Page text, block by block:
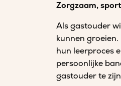
Zorgzaam,
Als gastouder
kunnen
hun leerproces
persoonlijke
gastouder te